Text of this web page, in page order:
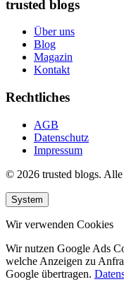
trusted blogs
Über uns
Blog
Magazin
Kontakt
Rechtliches
AGB
Datenschutz
Impressum
© 2026 trusted blogs.
System
Wir verwenden Cookies
Wir nutzen Google Ads
welche Anzeigen zu
Google übertragen.